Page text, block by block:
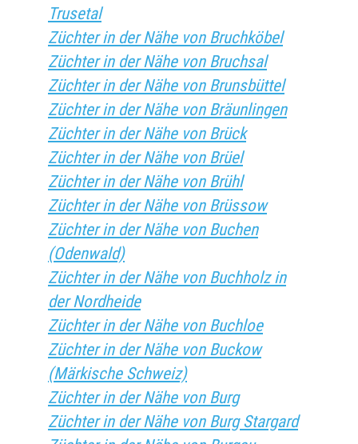
Trusetal
Züchter in der Nähe von Bruchköbel
Züchter in der Nähe von Bruchsal
Züchter in der Nähe von Brunsbüttel
Züchter in der Nähe von Bräunlingen
Züchter in der Nähe von Brück
Züchter in der Nähe von Brüel
Züchter in der Nähe von Brühl
Züchter in der Nähe von Brüssow
Züchter in der Nähe von Buchen
(Odenwald)
Züchter in der Nähe von Buchholz in
der Nordheide
Züchter in der Nähe von Buchloe
Züchter in der Nähe von Buckow
(Märkische Schweiz)
Züchter in der Nähe von Burg
Züchter in der Nähe von Burg Stargard